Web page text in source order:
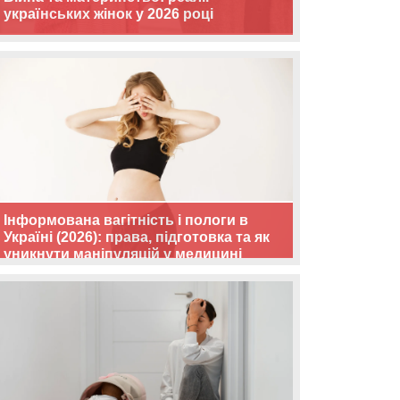
українських жінок у 2026 році
Інформована вагітність і пологи в
Україні (2026): права, підготовка та як
уникнути маніпуляцій у медицині